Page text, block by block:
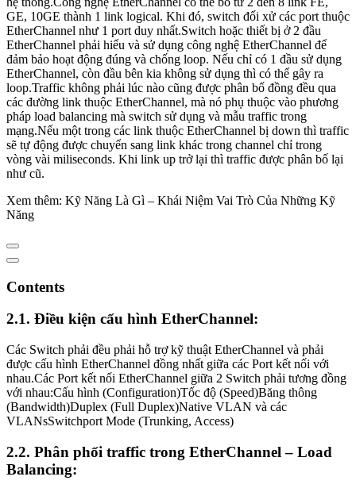
GE, 10GE thành 1 link logical. Khi đó, switch đối xử các port thuộc
EtherChannel như 1 port duy nhất.Switch hoặc thiết bị ở 2 đầu
EtherChannel phải hiểu và sử dụng công nghệ EtherChannel để
đảm bảo hoạt động đúng và chống loop. Nếu chỉ có 1 đầu sử dụng
EtherChannel, còn đầu bên kia không sử dụng thì có thể gây ra
loop.Traffic không phải lúc nào cũng được phân bố đồng đều qua
các đường link thuộc EtherChannel, mà nó phụ thuộc vào phương
pháp load balancing mà switch sử dụng và mẫu traffic trong
mạng.Nếu một trong các link thuộc EtherChannel bị down thì traffic
sẽ tự động được chuyển sang link khác trong channel chỉ trong
vòng vài miliseconds. Khi link up trở lại thì traffic được phân bố lại
như cũ.
Xem thêm: Kỹ Năng Là Gì – Khái Niệm Vai Trò Của Những Kỹ
Năng
Contents
2.1. Điều kiện cấu hình EtherChannel:
Các Switch phải đều phải hỗ trợ kỹ thuật EtherChannel và phải
được cấu hình EtherChannel đồng nhất giữa các Port kết nối với
nhau.Các Port kết nối EtherChannel giữa 2 Switch phải tương đồng
với nhau:Cấu hình (Configuration)Tốc độ (Speed)Băng thông
(Bandwidth)Duplex (Full Duplex)Native VLAN và các
VLANsSwitchport Mode (Trunking, Access)
2.2. Phân phối traffic trong EtherChannel – Load
Balancing: